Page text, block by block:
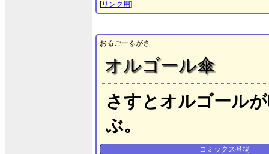
[リンク用]
おるごーるがさ
オルゴール傘
さすとオルゴール
ぶ。
コミックス登場